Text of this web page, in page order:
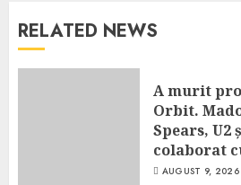
RELATED NEWS
A murit
Orbit.
Spears, U2
colaborat
AUGUST 9, 2026